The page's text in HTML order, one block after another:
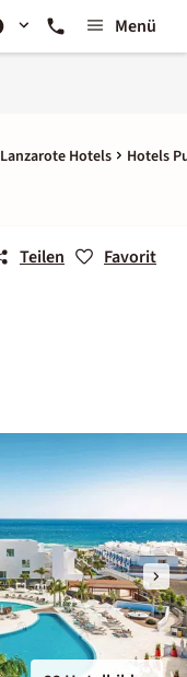
Menü
Lanzarote Hotels Hotels
Teilen Favorit